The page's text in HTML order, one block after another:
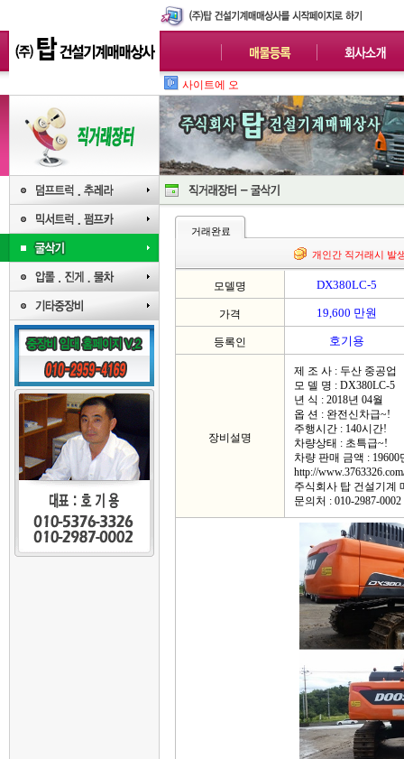
사이트에 오신걸 환
거래완료
개인간 직거래시 발
모델명 DX380LC-5
가격 19,600 만원
등록인 호기용
장비설명
제 조 사 : 두산 중공업
모 델 명 : DX380LC-5
년 식 : 2018년 04월
옵 션 : 완전신차급~!
주행시간 : 140시간!
차량상태 : 초특급~!
차량 판매 금액 : 19600
http://
주식회사 탑 건설기계
문의처 : 010-2987-0002